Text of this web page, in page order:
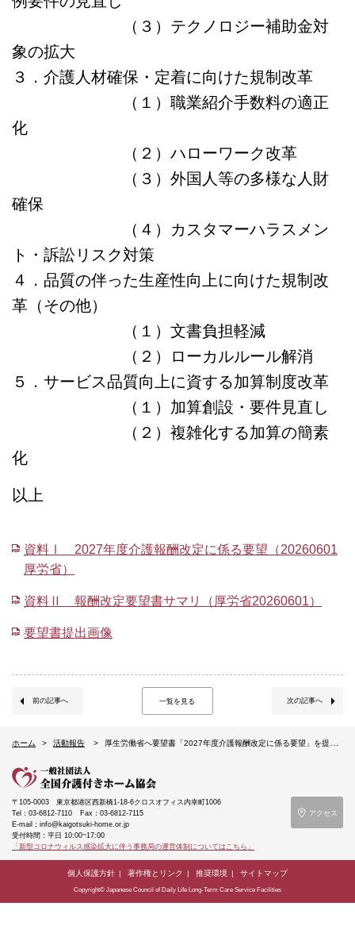
（３）テクノロジー補助金対
象の拡大
３．介護人材確保・定着に向けた規制改革
（１）職業紹介手数料の適正
化
（２）ハローワーク改革
（３）外国人等の多様な人財
確保
（４）カスタマーハラスメン
ト・訴訟リスク対策
４．品質の伴った生産性向上に向けた規制改
革（その他）
（１）文書負担軽減
（２）ローカルルール解消
５．サービス品質向上に資する加算制度改革
（１）加算創設・要件見直し
（２）複雑化する加算の簡素
化
以上
資料Ⅰ 2027年度介護報酬改定に係る要望（20260601
厚労省）
資料Ⅱ 報酬改定要望書サマリ（厚労省20260601）
要望書提出画像
前の記事へ 一覧を見る 次の記事へ
ホーム 活動報告 厚生労働省へ要望書「2027年度介護報酬改定に係る要望」を提出いたしました（2026年6月1日）
〒105-0003 東京都港区西新橋1-18-6クロスオフィス内幸町1006
Tel：03-6812-7110
Fax：03-6812-7115
E-mail：info@kaigotsuki-home.or.jp
受付時間：平日 10:00~17:00
「新型コロナウィルス感染拡大に伴う事務局の運営体制についてはこちら」
アクセス
個人保護方針 著作権とリンク 推奨環境 サイトマップ
Copyright© Japanese Council of Daily Life Long-Term Care Service Facilities